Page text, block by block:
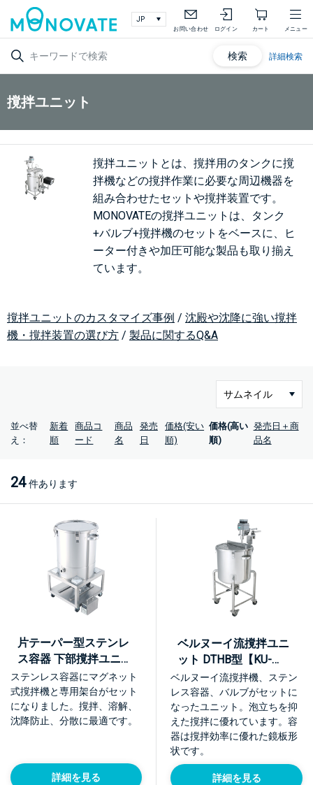
お問い合わせ ログイン カート メニュー
検索 詳細検索
撹拌ユニット
撹拌ユニットとは、撹拌用のタンクに撹
拌機などの撹拌作業に必要な周辺機器を
組み合わせたセットや撹拌装置です。
MONOVATEの撹拌ユニットは、タンク
+バルブ+撹拌機のセットをベースに、ヒ
ーター付きや加圧可能な製品も取り揃え
ています。
撹拌ユニットのカスタマイズ事例 / 沈殿や沈降に強い撹拌
機・撹拌装置の選び方 / 製品に関するQ&A
並べ替
え：
新着
順
商品コ
ード
商品
名
発売
日
価格(安い
順)
価格(高い
順)
発売日＋商
品名
24 件あります
片テーパー型ステンレ
ス容器 下部撹拌ユニッ
ト【BKU】
ステンレス容器にマグネット
式撹拌機と専用架台がセット
になりました。撹拌、溶解、
沈降防止、分散に最適です。
詳細を見る
ベルヌーイ流撹拌ユニ
ット DTHB型【KU-
DTHB】
ベルヌーイ流撹拌機、ステン
レス容器、バルブがセットに
なったユニット。泡立ちを抑
えた撹拌に優れています。容
器は撹拌効率に優れた鏡板形
状です。
詳細を見る